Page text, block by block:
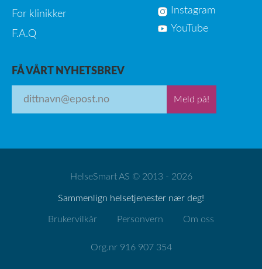
For klinikker
F.A.Q
Instagram
YouTube
FÅ VÅRT NYHETSBREV
Meld på!
HelseSmart AS © 2013 - 2026
Sammenlign helsetjenester nær deg!
Brukervilkår Personvern Om oss
Org.nr 916 907 354